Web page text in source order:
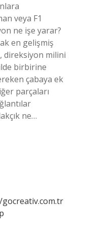
veya F1
ne işe yarar?
en gelişmiş
direksiyon milini
birbirine
çabaya ek
parçaları
ne…